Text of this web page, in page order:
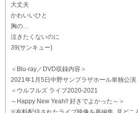
大丈夫
かわいいひと
胸の…
泣きたくないのに
39(サンキュー)
＜Blu-ray／DVD収録内容＞
2021年1月5日中野サンプラザホール単独公演
＜ウルフルズ ライブ2020-2021
～Happy New Yeah!! 好きでよかった～＞